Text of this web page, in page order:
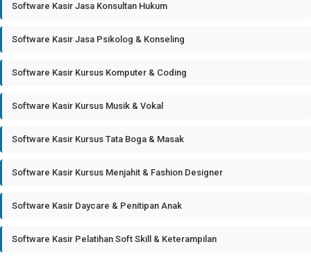
Software Kasir Jasa Konsultan Hukum
Software Kasir Jasa Psikolog & Konseling
Software Kasir Kursus Komputer & Coding
Software Kasir Kursus Musik & Vokal
Software Kasir Kursus Tata Boga & Masak
Software Kasir Kursus Menjahit & Fashion Designer
Software Kasir Daycare & Penitipan Anak
Software Kasir Pelatihan Soft Skill & Keterampilan